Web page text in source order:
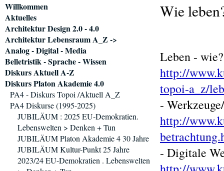
Wie
Leben -
http://
topoi-a_z/
-
http://
- Digitale
Navigation
überspringen
Willkommen
Aktuelles
Architektur Design 2.0 - 4.0
Architektur Lebensraum A_Z ->
Analog - Digital - Media
Belletristik - Sprache - Wissen
Diskurs Aktuell A-Z
Diskurs Platon Akademie 4.0
PA4 - Diskurs Topoi /Aktuell A_Z
PA4 Diskurse (1995-2025)
JUBILÄUM : 2025 EU-Demokratien.
Lebenswelten > Denken + Tun
JUBILÄUM Platon Akademie 4 30 Jahre
JUBILÄUM Kultur-Punkt 25 Jahre
2023/24 EU-Demokratien . Lebenswelten